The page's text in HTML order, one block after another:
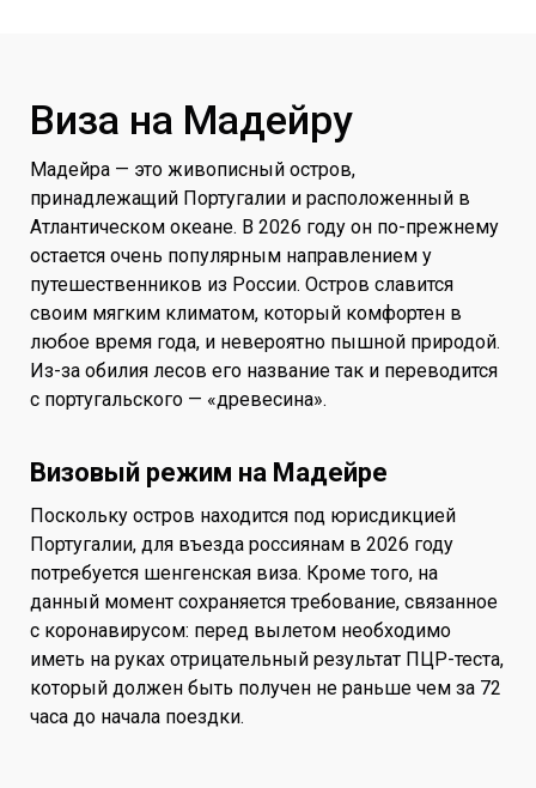
Виза на Мадейру
Мадейра — это живописный остров,
принадлежащий Португалии и расположенный в
Атлантическом океане. В 2026 году он по-прежнему
остается очень популярным направлением у
путешественников из России. Остров славится
своим мягким климатом, который комфортен в
любое время года, и невероятно пышной природой.
Из-за обилия лесов его название так и переводится
с португальского — «древесина».
Визовый режим на Мадейре
Поскольку остров находится под юрисдикцией
Португалии, для въезда россиянам в 2026 году
потребуется шенгенская виза. Кроме того, на
данный момент сохраняется требование, связанное
с коронавирусом: перед вылетом необходимо
иметь на руках отрицательный результат ПЦР-теста,
который должен быть получен не раньше чем за 72
часа до начала поездки.